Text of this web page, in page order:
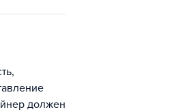
должен